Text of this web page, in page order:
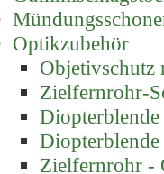
Optikzubehör
Zielfernrohr-
Diopterblende
Zielfernrohr -